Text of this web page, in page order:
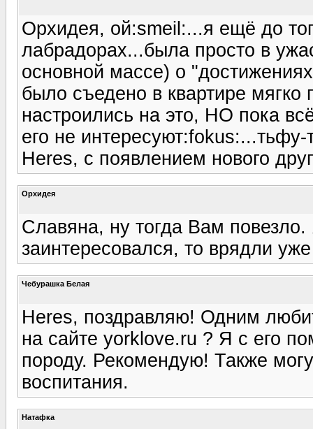
Орхидея, ой:smeil:...я ещё до
лабрадорах...была просто в
основной массе) о
было съедено в квартире
настроились на это, НО пока
его не
Heres, с появлением нового
Орхидея
Славяна, ну тогда Вам
заинтересовался, то врядли
Чебурашка Белая
Heres, поздравляю! Одним
на сайте yorklove.ru ? Я с его
породу. Рекомендую! Также
воспитания.
Натафка